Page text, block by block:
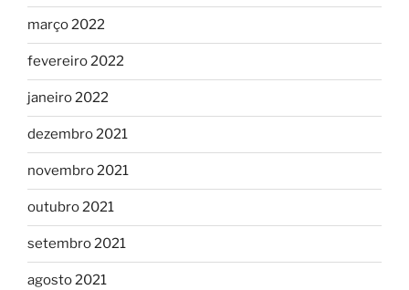
março 2022
fevereiro 2022
janeiro 2022
dezembro 2021
novembro 2021
outubro 2021
setembro 2021
agosto 2021